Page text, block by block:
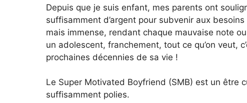
Depuis que je suis enfant, mes parents ont
suffisamment d’argent pour subvenir aux
mais immense, rendant chaque mauvaise note
un adolescent, franchement, tout ce qu’on veut,
prochaines décennies de sa vie !
Le Super Motivated Boyfriend (SMB) est un être
suffisamment polies.